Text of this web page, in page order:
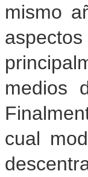
mismo
medios
cual